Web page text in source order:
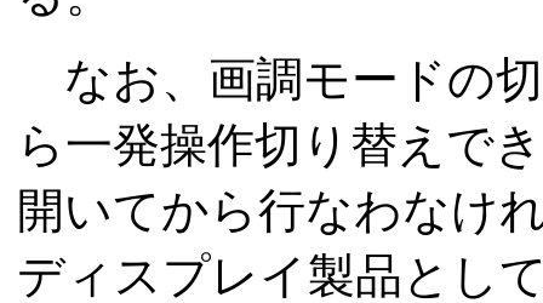
なお、画調モードの
ら一発操作切り替えで
開いてから行なわなけ
ディスプレイ製品とし